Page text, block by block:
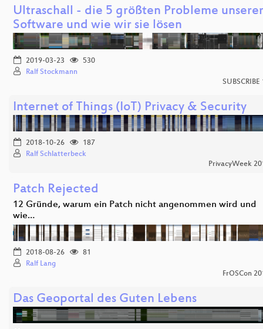
Ultraschall - die 5 größten Probleme unserer
Software und wie wir sie lösen
2019-03-23
530
Ralf Stockmann
SUBSCRIBE
Internet of Things (IoT) Privacy & Security
2018-10-26
187
Ralf Schlatterbeck
PrivacyWeek
Patch Rejected
12 Gründe, warum ein Patch nicht angenommen wird und
wie…
2018-08-26
81
Ralf Lang
FrOSCon
Das Geoportal des Guten Lebens